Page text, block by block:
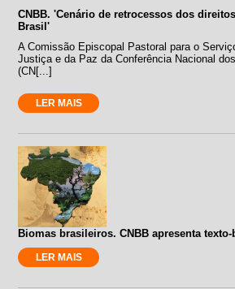
CNBB. 'Cenário de retrocessos dos
Brasil'
A Comissão Episcopal Pastoral para o
Justiça e da Paz da Conferência Nacional
(CN[...]
LER MAIS
Biomas brasileiros. CNBB apresenta texto-
LER MAIS